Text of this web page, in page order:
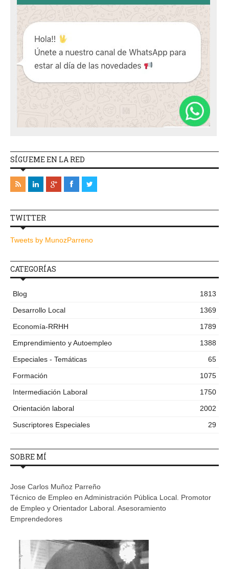
SÍGUEME EN LA RED
TWITTER
Tweets by MunozParreno
CATEGORÍAS
Blog
1813
Desarrollo Local
1369
Economía-RRHH
1789
Emprendimiento y Autoempleo
1388
Especiales - Temáticas
65
Formación
1075
Intermediación Laboral
1750
Orientación laboral
2002
Suscriptores Especiales
29
SOBRE MÍ
Jose Carlos Muñoz Parreño
Técnico de Empleo en Administración Pública Local. Promotor
de Empleo y Orientador Laboral. Asesoramiento
Emprendedores